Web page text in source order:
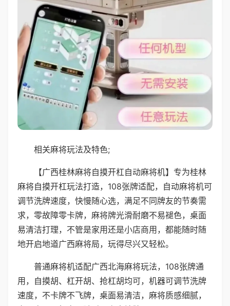
相关麻将玩法及特色;
【广西桂林麻将自摸开杠自动麻将机】专为桂林
麻将自摸开杠玩法打造，108张牌适配，自动麻将机可
调节洗牌速度，快慢随心选，满足不同牌友的节奏需
求，零故障零卡牌，麻将牌光滑耐磨不易褪色，桌面
易清洁打理，不管是家用还是小店商用，都能随时随
地开启地道广西麻将局，玩得尽兴又轻松。
普通麻将机适配广西北海麻将玩法，108张牌通
用，自摸胡、杠开胡、抢杠胡均可，机器可调节洗牌
速度，不卡牌不飞牌，桌面易清洁，麻将质感细腻，